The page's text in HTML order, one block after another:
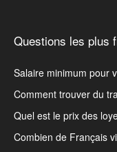
Questions les plus
Salaire minimum pour
Comment trouver du
Quel est le prix des
Combien de Français